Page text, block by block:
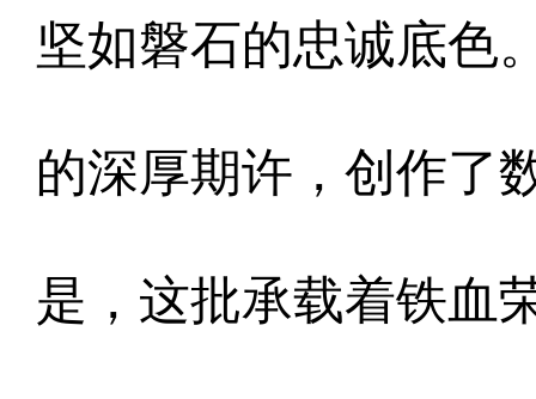
坚如磐石的忠诚底色
的深厚期许，创作了
是，这批承载着铁血